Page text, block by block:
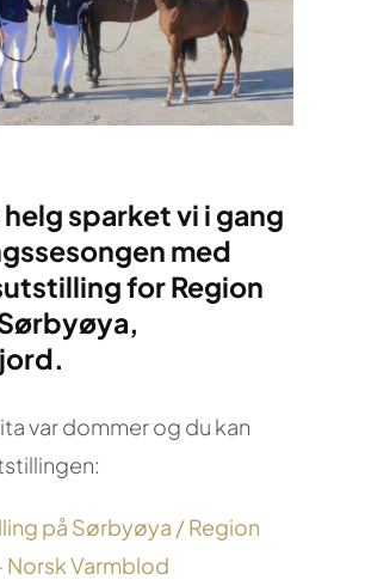
sparket vi i gang
med
for Region
var dommer og du kan
på Sørbyøya / Region
Norsk Varmblod